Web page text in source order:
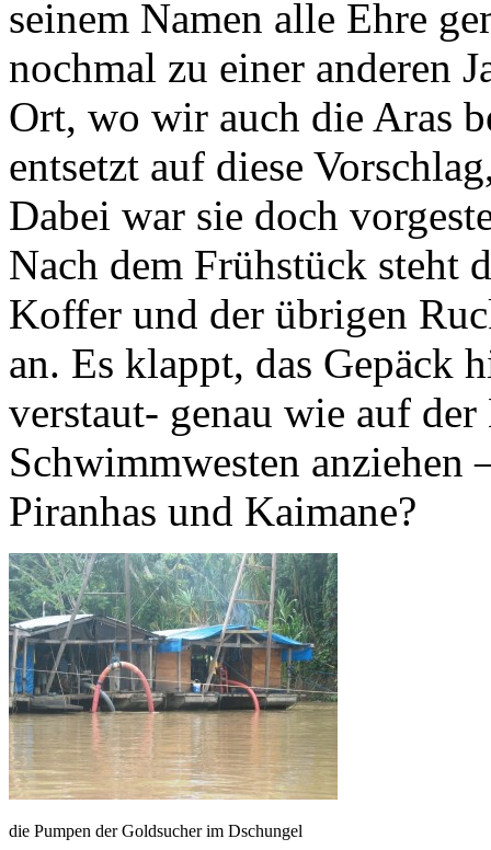
seinem Namen alle Ehre
nochmal zu einer anderen
Ort, wo wir auch die Aras
entsetzt auf diese
Dabei war sie doch
Nach dem Frühstück steht
Koffer und der übrigen
an. Es klappt, das Gepäck
verstaut- genau wie auf
Schwimmwesten anziehen
Piranhas und Kaimane?
die Pumpen der Goldsucher im Dschungel